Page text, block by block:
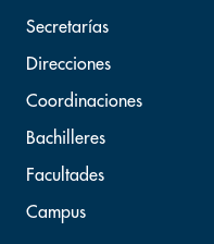
Secretarías
Direcciones
Coordinaciones
Bachilleres
Facultades
Campus